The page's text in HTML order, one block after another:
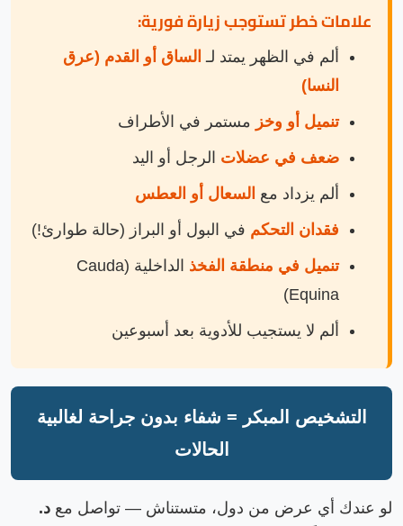
علامات خطر تستوجب زيارة فورية:
ألم في الظهر يمتد لـ الساق أو القدم (عرق
النسا)
تنميل أو وخز مستمر في الأطراف
ضعف في عضلات الرجل أو اليد
ألم يزداد مع السعال أو العطس
فقدان التحكم في البول أو البراز (حالة طوارئ!)
تنميل في منطقة الفخذ
الداخلية (Cauda
Equina)
ألم لا يستجيب للأدوية بعد أسبوعين
التشخيص المبكر = شفاء بدون جراحة لغالبية
الحالات
لو عندك أي عرض من دول، متستناش — تواصل مع د.